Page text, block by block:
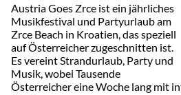
Austria Goes Zrce ist ein jährliches
Musikfestival und Partyurlaub am
Zrce Beach in Kroatien, das speziell
auf Österreicher zugeschnitten ist.
Es vereint Strandurlaub, Party und
Musik, wobei Tausende
Österreicher eine Woche lang mit